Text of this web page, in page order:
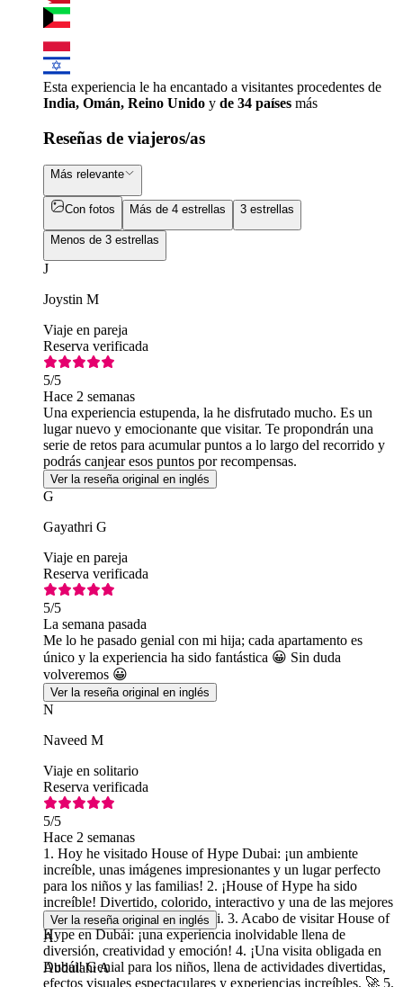
Esta experiencia le ha encantado a visitantes procedentes de
India, Omán, Reino Unido y de 34 países más
Reseñas de viajeros/as
Más relevante
Con fotos Más de 4 estrellas 3 estrellas
Menos de 3 estrellas
J
Joystin M
Viaje en pareja
Reserva verificada
5/5
Hace 2 semanas
Una experiencia estupenda, la he disfrutado mucho. Es un
lugar nuevo y emocionante que visitar. Te propondrán una
serie de retos para acumular puntos a lo largo del recorrido y
podrás canjear esos puntos por recompensas.
Ver la reseña original en inglés
G
Gayathri G
Viaje en pareja
Reserva verificada
5/5
La semana pasada
Me lo he pasado genial con mi hija; cada apartamento es
único y la experiencia ha sido fantástica 😀 Sin duda
volveremos 😀
Ver la reseña original en inglés
N
Naveed M
Viaje en solitario
Reserva verificada
5/5
Hace 2 semanas
1. Hoy he visitado House of Hype Dubai: ¡un ambiente
increíble, unas imágenes impresionantes y un lugar perfecto
para los niños y las familias! 2. ¡House of Hype ha sido
increíble! Divertido, colorido, interactivo y una de las mejores
atracciones familiares de Dubái. 3. Acabo de visitar House of
Hype en Dubái: ¡una experiencia inolvidable llena de
diversión, creatividad y emoción! 4. ¡Una visita obligada en
Dubái! Genial para los niños, llena de actividades divertidas,
efectos visuales espectaculares y experiencias increíbles. 🚀 5.
Ver la reseña original en inglés
A
Abdulahi A